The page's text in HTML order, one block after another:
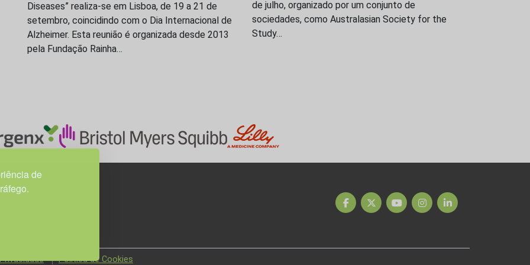
de
Diseases” realiza-se em Lisboa, de 19 a 21 de
setembro, coincidindo com o Dia Internacional de
Alzheimer. Esta reunião é organizada desde 2013
pela Fundação Rainha…
de julho, organizado por um conjunto de
sociedades, como Australasian Society for the
Study…
Política de Cookies